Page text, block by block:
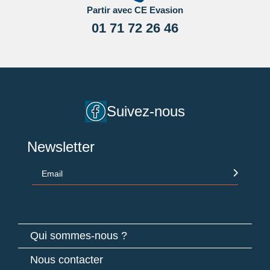
Partir avec CE Evasion
01 71 72 26 46
Suivez-nous
Newsletter
Email
Qui sommes-nous ?
Nous contacter